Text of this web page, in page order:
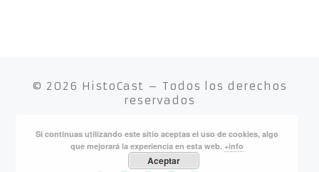
© 2026 HistoCast – Todos los derechos
reservados
Funciona conWP– Diseñado con elTema Customizr
Si continuas utilizando este sitio aceptas el uso de cookies, algo
que mejorará la experiencia en esta web. +info
Aceptar